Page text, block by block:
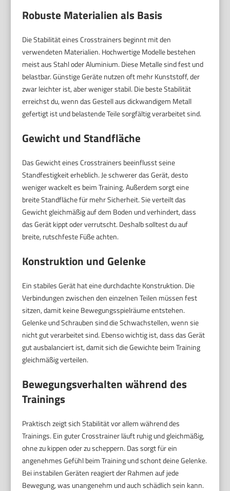
Robuste Materialien als Basis
Die Stabilität eines Crosstrainers beginnt mit den
verwendeten Materialien. Hochwertige Modelle bestehen
meist aus Stahl oder Aluminium. Diese Metalle sind fest und
belastbar. Günstige Geräte nutzen oft mehr Kunststoff, der
zwar leichter ist, aber weniger stabil. Die beste Stabilität
erreichst du, wenn das Gestell aus dickwandigem Metall
gefertigt ist und belastende Teile sorgfältig verarbeitet sind.
Gewicht und Standfläche
Das Gewicht eines Crosstrainers beeinflusst seine
Standfestigkeit erheblich. Je schwerer das Gerät, desto
weniger wackelt es beim Training. Außerdem sorgt eine
breite Standfläche für mehr Sicherheit. Sie verteilt das
Gewicht gleichmäßig auf dem Boden und verhindert, dass
das Gerät kippt oder verrutscht. Deshalb solltest du auf
breite, rutschfeste Füße achten.
Konstruktion und Gelenke
Ein stabiles Gerät hat eine durchdachte Konstruktion. Die
Verbindungen zwischen den einzelnen Teilen müssen fest
sitzen, damit keine Bewegungsspielräume entstehen.
Gelenke und Schrauben sind die Schwachstellen, wenn sie
nicht gut verarbeitet sind. Ebenso wichtig ist, dass das Gerät
gut ausbalanciert ist, damit sich die Gewichte beim Training
gleichmäßig verteilen.
Bewegungsverhalten während des
Trainings
Praktisch zeigt sich Stabilität vor allem während des
Trainings. Ein guter Crosstrainer läuft ruhig und gleichmäßig,
ohne zu kippen oder zu scheppern. Das sorgt für ein
angenehmes Gefühl beim Training und schont deine Gelenke.
Bei instabilen Geräten reagiert der Rahmen auf jede
Bewegung, was unangenehm und auch schädlich sein kann.